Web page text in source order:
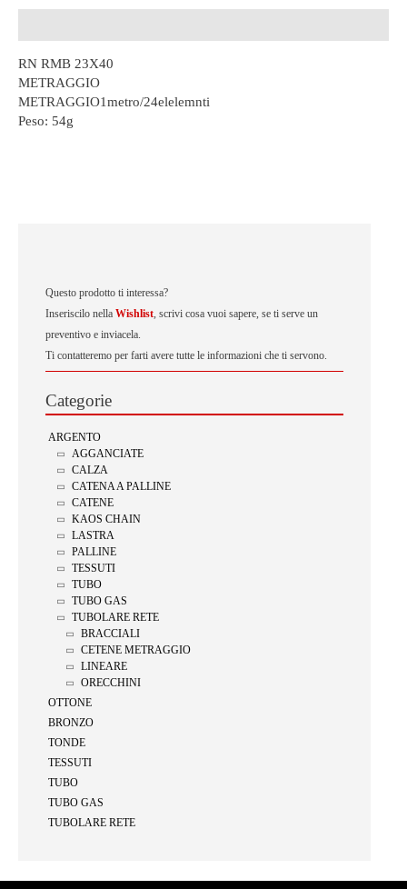
Questo prodotto ti interessa?
Inseriscilo nella Wishlist, scrivi cosa vuoi sapere, se ti serve un
preventivo e inviacela.
Ti contatteremo per farti avere tutte le informazioni che ti servono.
Categorie
ARGENTO
AGGANCIATE
CALZA
CATENA A PALLINE
CATENE
KAOS CHAIN
LASTRA
PALLINE
TESSUTI
TUBO
TUBO GAS
TUBOLARE RETE
BRACCIALI
CETENE METRAGGIO
LINEARE
ORECCHINI
OTTONE
BRONZO
TONDE
TESSUTI
TUBO
TUBO GAS
TUBOLARE RETE
RN RMB 23X40
METRAGGIO
METRAGGIO1metro/24elelemnti
Peso: 54g